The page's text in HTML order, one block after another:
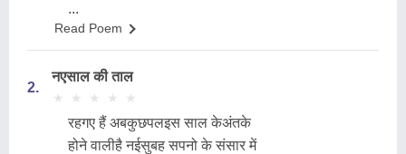
...
Read Poem
2.
नएसाल की ताल
★
★ ★
★ ★
★ ★
★ ★
★
रहगए हैं अबकुछपलइस साल केअंतके
होने वालीहै नईसुबह सपनो के संसार में